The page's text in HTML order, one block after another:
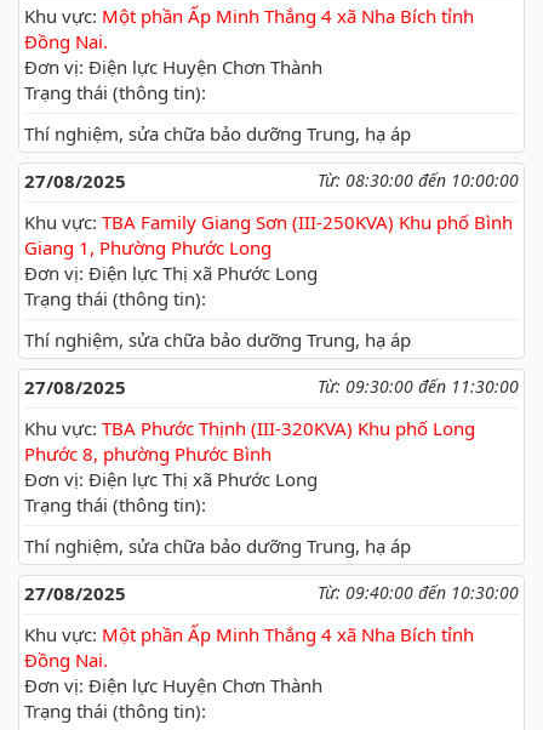
Khu vực: Một phần Ấp Minh Thắng 4 xã Nha Bích tỉnh
Đồng Nai.
Đơn vị: Điện lực Huyện Chơn Thành
Trạng thái (thông tin):
Thí nghiệm, sửa chữa bảo dưỡng Trung, hạ áp
27/08/2025
Từ: 08:30:00 đến 10:00:00
Khu vực: TBA Family Giang Sơn (III-250KVA) Khu phố Bình
Giang 1, Phường Phước Long
Đơn vị: Điện lực Thị xã Phước Long
Trạng thái (thông tin):
Thí nghiệm, sửa chữa bảo dưỡng Trung, hạ áp
27/08/2025
Từ: 09:30:00 đến 11:30:00
Khu vực: TBA Phước Thịnh (III-320KVA) Khu phố Long
Phước 8, phường Phước Bình
Đơn vị: Điện lực Thị xã Phước Long
Trạng thái (thông tin):
Thí nghiệm, sửa chữa bảo dưỡng Trung, hạ áp
27/08/2025
Từ: 09:40:00 đến 10:30:00
Khu vực: Một phần Ấp Minh Thắng 4 xã Nha Bích tỉnh
Đồng Nai.
Đơn vị: Điện lực Huyện Chơn Thành
Trạng thái (thông tin):